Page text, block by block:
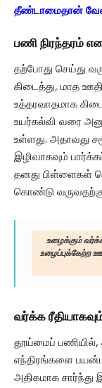
தீண்டாமைதான்
பணி நிரந்தரம்
தற்போது செய்து
கிடைத்து, மாத
உத்தரவாதமாக
உயர்கல்வி வரை
உள்ளது. அதாவது
இழிவாகவும்
தனது பிள்ளைகள்
கொண்டு
உழைக்கும்
உழைப்புக்கேற்ற
வர்க்க
தூய்மைப்
எந்திரங்களை
அதிகமாக